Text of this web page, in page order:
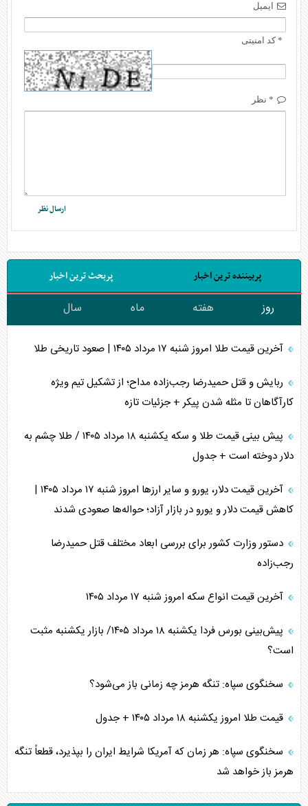
ایمیل
* کد امنیتی
* نظر
پربیننده ترین اخبار پربحث ترین اخبار
روز هفته ماه سال
آخرین قیمت طلا امروز شنبه ۱۷ مرداد ۱۴۰۵ | صعود تاریخی طلا
ربایش و قتل حمیدرضا رجب‌زاده مداح؛ از تشکیل تیم ویژه
کارآگاهان تا مثله شدن پیکر + جزئیات تازه
پیش بینی قیمت طلا و سکه یکشنبه ۱۸ مرداد ۱۴۰۵ / طلا چشم به
دلار دوخته است + جدول
آخرین قیمت دلار، یورو و سایر ارز‌ها امروز شنبه ۱۷ مرداد ۱۴۰۵ |
کاهش قیمت دلار و یورو در بازار آزاد؛ حواله‌ها صعودی شدند
دستور وزارت کشور برای بررسی ابعاد مختلف قتل حمیدرضا
رجب‌زاده
آخرین قیمت انواع سکه امروز شنبه ۱۷ مرداد ۱۴۰۵
پیش‌بینی بورس فردا یکشنبه ۱۸ مرداد ۱۴۰۵/ بازار یکشنبه مثبت
است؟
سخنگوی سپاه: تنگه هرمز چه زمانی باز می‌شود؟
قیمت طلا امروز یکشنبه ۱۸ مرداد ۱۴۰۵ + جدول
سخنگوی سپاه: هر زمان که آمریکا شرایط ایران را بپذیرد، قطعاً تنگه
هرمز باز خواهد شد